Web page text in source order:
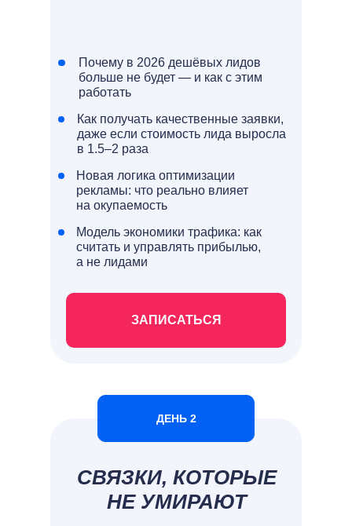
ЗАПИСАТЬСЯ
Почему в 2026 дешёвых лидов
больше не будет — и как с этим
работать
Модель экономики трафика: как
считать и управлять прибылью,
а не лидами
Как получать качественные заявки,
даже если стоимость лида выросла
в 1.5–2 раза
Новая логика оптимизации
рекламы: что реально влияет
на окупаемость
ДЕНЬ 2
СВЯЗКИ, КОТОРЫЕ
НЕ УМИРАЮТ